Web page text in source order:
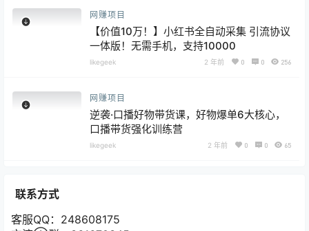
网赚项目
【价值10万！】小红书全自动采集 引流协议
一体版！无需手机，支持10000
likegeek 2 年前 0 0 256
网赚项目
逆袭·口播好物带货课，好物爆单6大核心，
口播带货强化训练营
likegeek 2 年前 0 0 65
联系方式
客服QQ： 248608175